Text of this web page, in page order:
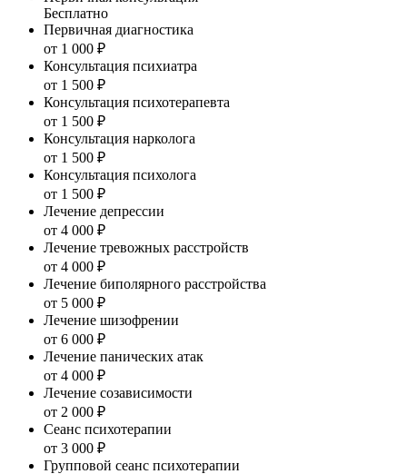
Бесплатно
Первичная диагностика
от 1 000 ₽
Консультация психиатра
от 1 500 ₽
Консультация психотерапевта
от 1 500 ₽
Консультация нарколога
от 1 500 ₽
Консультация психолога
от 1 500 ₽
Лечение депрессии
от 4 000 ₽
Лечение тревожных расстройств
от 4 000 ₽
Лечение биполярного расстройства
от 5 000 ₽
Лечение шизофрении
от 6 000 ₽
Лечение панических атак
от 4 000 ₽
Лечение созависимости
от 2 000 ₽
Сеанс психотерапии
от 3 000 ₽
Групповой сеанс психотерапии